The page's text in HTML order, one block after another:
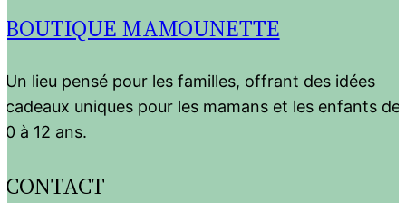
BOUTIQUE MAMOUNETTE
Un lieu pensé pour les familles, offrant des idées
cadeaux uniques pour les mamans et les enfants de
0 à 12 ans.
CONTACT